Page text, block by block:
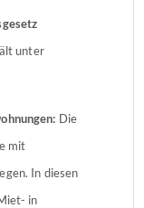
unter
Die
mit
In diesen
in